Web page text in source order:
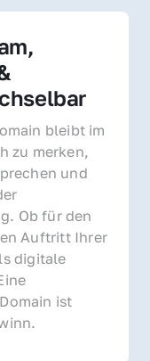
bleibt im
zu merken,
und
Ob für den
Auftritt Ihrer
digitale
ist